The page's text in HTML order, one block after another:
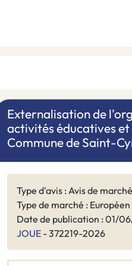
Externalisation de
activités éducatives et
Commune de Saint-
Type d'avis : Avis de marché
Type de marché : Européen
Date de publication : 01/
JOUE - 372219-2026